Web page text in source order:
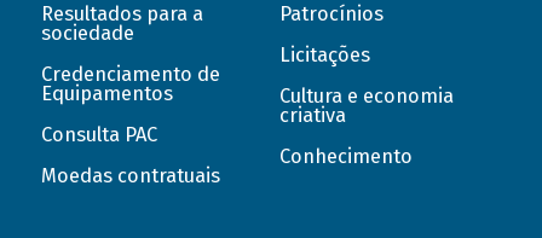
Resultados para a
sociedade
Credenciamento de
Equipamentos
Consulta PAC
Moedas contratuais
Patrocínios
Licitações
Cultura e economia
criativa
Conhecimento